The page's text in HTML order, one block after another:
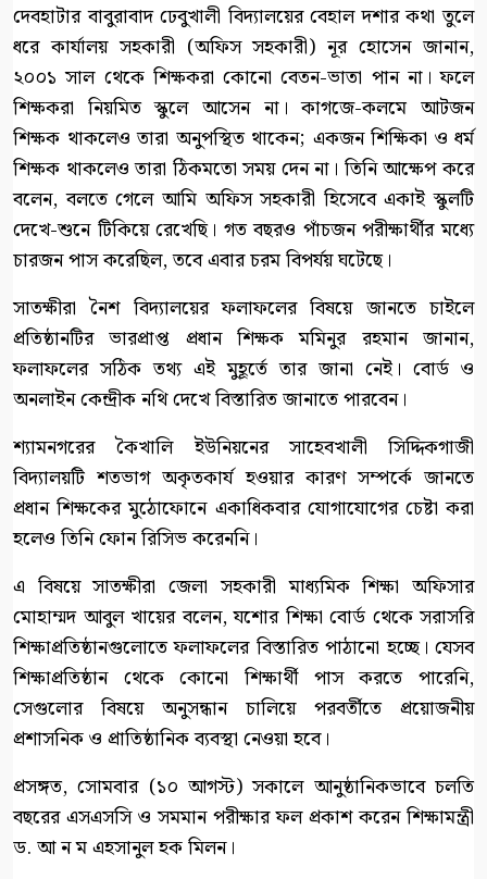
দেবহাটার বাবুরাবাদ ঢেবুখালী বিদ্যালয়ের বেহাল দশার কথা তুলে
ধরে কার্যালয় সহকারী (অফিস সহকারী) নূর হোসেন জানান,
২০০১ সাল থেকে শিক্ষকরা কোনো বেতন-ভাতা পান না। ফলে
শিক্ষকরা নিয়মিত স্কুলে আসেন না। কাগজে-কলমে আটজন
শিক্ষক থাকলেও তারা অনুপস্থিত থাকেন; একজন শিক্ষিকা ও ধর্ম
শিক্ষক থাকলেও তারা ঠিকমতো সময় দেন না। তিনি আক্ষেপ করে
বলেন, বলতে গেলে আমি অফিস সহকারী হিসেবে একাই স্কুলটি
দেখে-শুনে টিকিয়ে রেখেছি। গত বছরও পাঁচজন পরীক্ষার্থীর মধ্যে
চারজন পাস করেছিল, তবে এবার চরম বিপর্যয় ঘটেছে।
সাতক্ষীরা নৈশ বিদ্যালয়ের ফলাফলের বিষয়ে জানতে চাইলে
প্রতিষ্ঠানটির ভারপ্রাপ্ত প্রধান শিক্ষক মমিনুর রহমান জানান,
ফলাফলের সঠিক তথ্য এই মুহূর্তে তার জানা নেই। বোর্ড ও
অনলাইন কেন্দ্রীক নথি দেখে বিস্তারিত জানাতে পারবেন।
শ্যামনগরের কৈখালি ইউনিয়নের সাহেবখালী সিদ্দিকগাজী
বিদ্যালয়টি শতভাগ অকৃতকার্য হওয়ার কারণ সম্পর্কে জানতে
প্রধান শিক্ষকের মুঠোফোনে একাধিকবার যোগাযোগের চেষ্টা করা
হলেও তিনি ফোন রিসিভ করেননি।
এ বিষয়ে সাতক্ষীরা জেলা সহকারী মাধ্যমিক শিক্ষা অফিসার
মোহাম্মদ আবুল খায়ের বলেন, যশোর শিক্ষা বোর্ড থেকে সরাসরি
শিক্ষাপ্রতিষ্ঠানগুলোতে ফলাফলের বিস্তারিত পাঠানো হচ্ছে। যেসব
শিক্ষাপ্রতিষ্ঠান থেকে কোনো শিক্ষার্থী পাস করতে পারেনি,
সেগুলোর বিষয়ে অনুসন্ধান চালিয়ে পরবর্তীতে প্রয়োজনীয়
প্রশাসনিক ও প্রাতিষ্ঠানিক ব্যবস্থা নেওয়া হবে।
প্রসঙ্গত, সোমবার (১০ আগস্ট) সকালে আনুষ্ঠানিকভাবে চলতি
বছরের এসএসসি ও সমমান পরীক্ষার ফল প্রকাশ করেন শিক্ষামন্ত্রী
ড. আ ন ম এহসানুল হক মিলন।